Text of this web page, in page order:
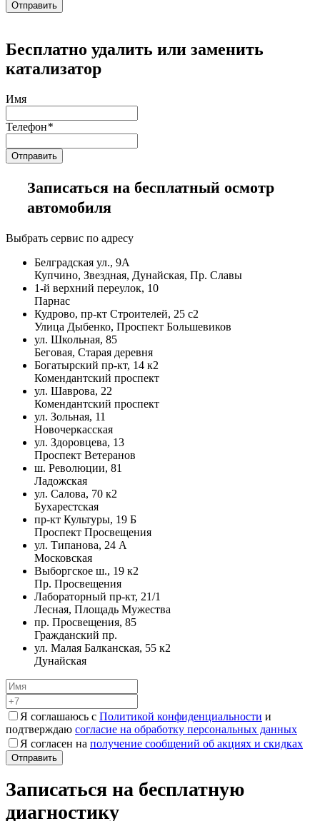
Бесплатно удалить или заменить
катализатор
Имя
Телефон*
Записаться на бесплатный осмотр
автомобиля
Выбрать сервис по адресу
Белградская ул., 9А
Купчино, Звездная, Дунайская, Пр. Славы
1-й верхний переулок, 10
Парнас
Кудрово, пр-кт Строителей, 25 с2
Улица Дыбенко, Проспект Большевиков
ул. Школьная, 85
Беговая, Старая деревня
Богатырский пр-кт, 14 к2
Комендантский проспект
ул. Шаврова, 22
Комендантский проспект
ул. Зольная, 11
Новочеркасская
ул. Здоровцева, 13
Проспект Ветеранов
ш. Революции, 81
Ладожская
ул. Салова, 70 к2
Бухарестская
пр-кт Культуры, 19 Б
Проспект Просвещения
ул. Типанова, 24 А
Московская
Выборгское ш., 19 к2
Пр. Просвещения
Лабораторный пр-кт, 21/1
Лесная, Площадь Мужества
пр. Просвещения, 85
Гражданский пр.
ул. Малая Балканская, 55 к2
Дунайская
Я соглашаюсь с Политикой конфиденциальности и
подтверждаю согласие на обработку персональных данных
Я согласен на получение сообщений об акциях и скидках
Записаться на бесплатную
диагностику